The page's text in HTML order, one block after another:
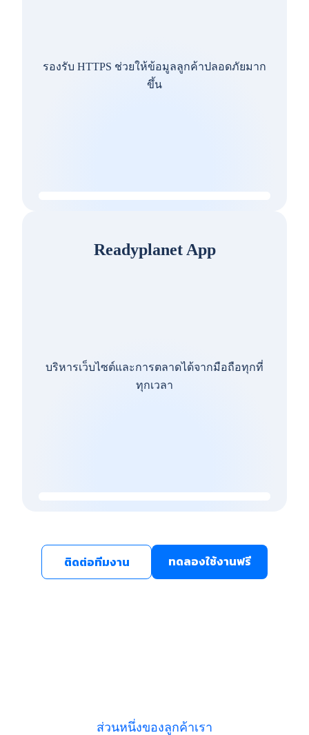
รองรับ HTTPS ช่วยให้ข้อมูลลูกค้าปลอดภัยมาก
ขึ้น
Readyplanet App
บริหารเว็บไซต์และการตลาดได้จากมือถือทุกที่
ทุกเวลา
ติดต่อทีมงาน ทดลองใช้งานฟรี
ส่วนหนึ่งของลูกค้าเรา